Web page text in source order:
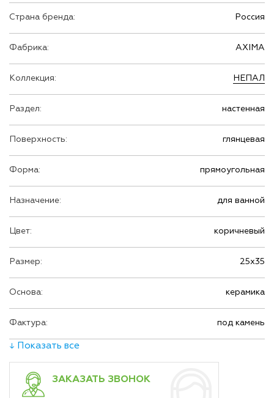
Страна бренда: Россия
Фабрика: AXIMA
Коллекция: НЕПАЛ
Раздел: настенная
Поверхность: глянцевая
Форма: прямоугольная
Назначение: для ванной
Цвет: коричневый
Размер: 25х35
Основа: керамика
Фактура: под камень
↓ Показать все
ЗАКАЗАТЬ ЗВОНОК